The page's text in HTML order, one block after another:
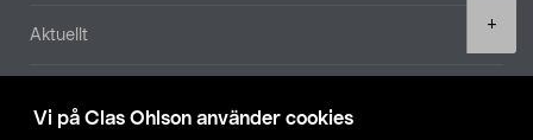
Vi på Clas Ohlson använder cookies
+
Aktuellt